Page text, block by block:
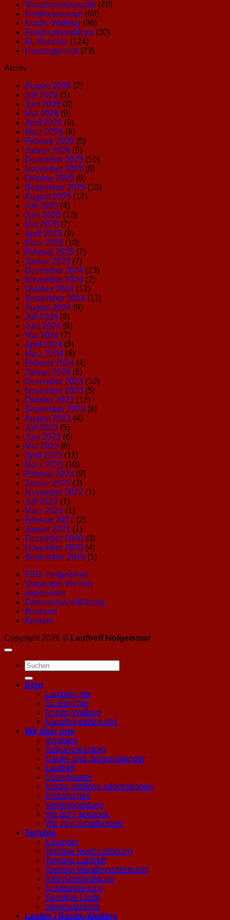
Marathonstützpunkt(28)
Nordhessencup (68)
Nordic-Walking (96)
Reinhardswaldcup (30)
SL-Berichte (124)
Uncategorized (23)
Archiv
August 2026 (2)
Juli 2026 (5)
Juni 2026 (8)
Mai 2026 (9)
April 2026 (9)
März 2026 (8)
Februar 2026 (5)
Januar 2026 (3)
Dezember 2025 (10)
November 2025 (8)
Oktober 2025 (8)
September 2025 (10)
August 2025 (12)
Juli 2025 (4)
Juni 2025 (12)
Mai 2025 (7)
April 2025 (9)
März 2025 (10)
Februar 2025 (7)
Januar 2025 (7)
Dezember 2024 (13)
November 2024 (7)
Oktober 2024 (12)
September 2024 (11)
August 2024 (9)
Juli 2024 (8)
Juni 2024 (8)
Mai 2024 (7)
April 2024 (8)
März 2024 (6)
Februar 2024 (4)
Januar 2024 (6)
Dezember 2023 (10)
November 2023 (5)
Oktober 2023 (12)
September 2023 (8)
August 2023 (4)
Juli 2023 (5)
Juni 2023 (6)
Mai 2023 (8)
April 2023 (11)
März 2023 (10)
Februar 2023 (9)
Januar 2023 (3)
November 2022 (1)
Juli 2022 (1)
März 2021 (1)
Februar 2021 (2)
Januar 2021 (1)
Dezember 2020 (3)
November 2020 (4)
September 2019 (1)
TSG- Hofgeismar
Vorgänger Version
Impressum
Datenschutzerklärung
Backend
Kontakt
Copyright 2026 © Lauftreff Hofgeismar
Blog
Laufberichte
SL-Berichte
Nordic-Walking
Marathonstützpunkt
Wir über uns
Vorstand
Aufnahmeantrag
Dauer- und Jahreskalender
Lauftreff
Übungsleiter
Nordic-Walking Informationen
Historisches
Vereinskleidung
Wir auf Facebook
Wir im Kilometerspiel
Termine
Kalender
Termine Nordic-Walking
Termine Lauftreff
Termine Marathonstützpunkt
Reinhardswaldcup
Nordhessencup
Sonstige Läufe
Vereinstermine
Laufen / Nordic-Walking